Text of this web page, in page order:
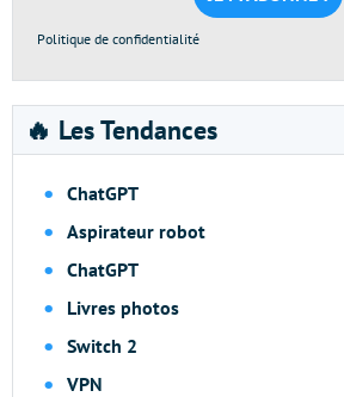
Politique de confidentialité
🔥 Les Tendances
ChatGPT
Aspirateur robot
ChatGPT
Livres photos
Switch 2
VPN